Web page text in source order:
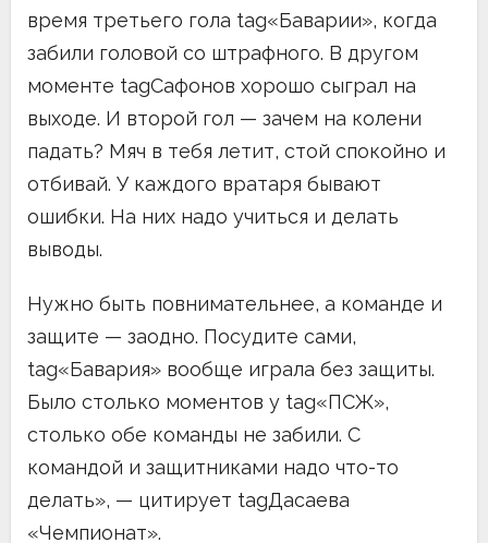
время третьего гола tag«Баварии», когда
забили головой со штрафного. В другом
моменте tagСафонов хорошо сыграл на
выходе. И второй гол — зачем на колени
падать? Мяч в тебя летит, стой спокойно и
отбивай. У каждого вратаря бывают
ошибки. На них надо учиться и делать
выводы.
Нужно быть повнимательнее, а команде и
защите — заодно. Посудите сами,
tag«Бавария» вообще играла без защиты.
Было столько моментов у tag«ПСЖ»,
столько обе команды не забили. С
командой и защитниками надо что-то
делать», — цитирует tagДасаева
«Чемпионат».